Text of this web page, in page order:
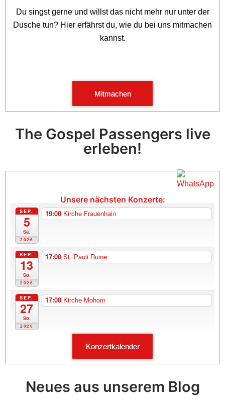
Du singst gerne und willst das nicht mehr nur unter der
Dusche tun? Hier erfährst du, wie du bei uns mitmachen
kannst.
Mitmachen
The Gospel Passengers live
erleben!
Verpasst ab sofort keine Konzertinfo mehr
Unsere nächsten Konzerte:
SEP.
5
Sa.
2026
19:00 Kirche Frauenhain
SEP.
13
So.
2026
17:00 St. Pauli Ruine
SEP.
27
So.
2026
17:00 Kirche Mohorn
Konzertkalender
Neues aus unserem Blog